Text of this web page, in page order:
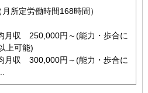
所定労働時間168時間）
月収 250,000円～(能力・歩合に
上可能)
月収 300,000円～(能力・歩合に